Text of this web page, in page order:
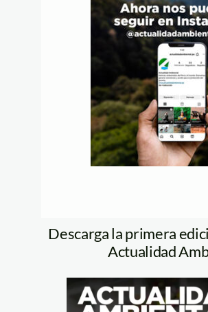
Descarga la primera
Actualidad